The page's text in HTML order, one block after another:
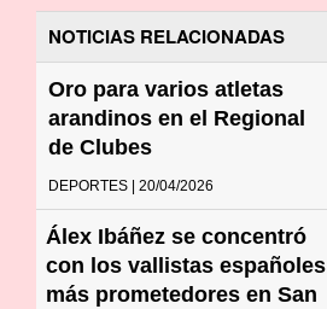
NOTICIAS RELACIONADAS
Oro para varios atletas
arandinos en el Regional
de Clubes
DEPORTES | 20/04/2026
Álex Ibáñez se concentró
con los vallistas españoles
más prometedores en San